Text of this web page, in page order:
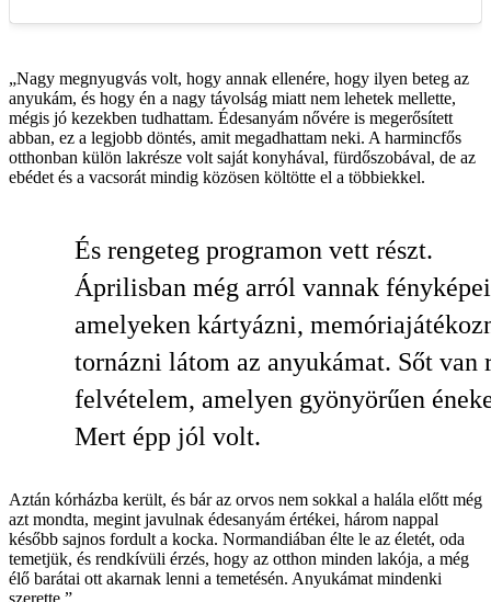
„Nagy megnyugvás volt, hogy annak ellenére, hogy ilyen beteg az
anyukám, és hogy én a nagy távolság miatt nem lehetek mellette,
mégis jó kezekben tudhattam. Édesanyám nővére is megerősített
abban, ez a legjobb döntés, amit megadhattam neki. A harmincfős
otthonban külön lakrésze volt saját konyhával, fürdőszobával, de az
ebédet és a vacsorát mindig közösen költötte el a többiekkel.
És rengeteg programon vett részt.
Áprilisban még arról vannak
amelyeken kártyázni,
tornázni látom az anyukámat. Sőt van
felvételem, amelyen gyönyörűen
Mert épp jól volt.
Aztán kórházba került, és bár az orvos nem sokkal a halála előtt még
azt mondta, megint javulnak édesanyám értékei, három nappal
később sajnos fordult a kocka. Normandiában élte le az életét, oda
temetjük, és rendkívüli érzés, hogy az otthon minden lakója, a még
élő barátai ott akarnak lenni a temetésén. Anyukámat mindenki
szerette.”